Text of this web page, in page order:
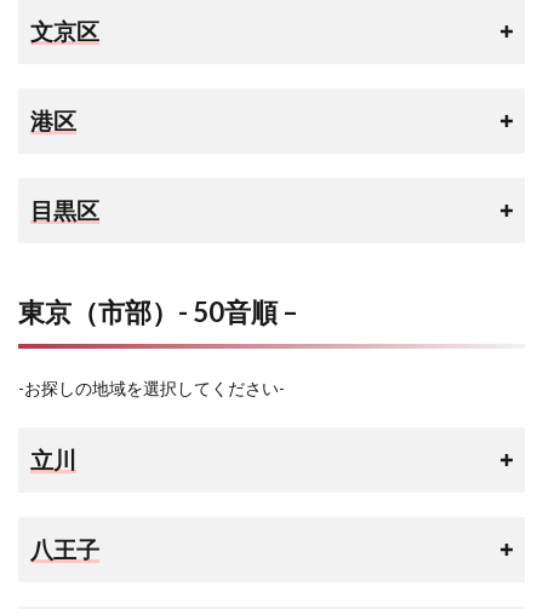
文京区
港区
目黒区
東京（市部）- 50音順 –
-お探しの地域を選択してください-
立川
八王子